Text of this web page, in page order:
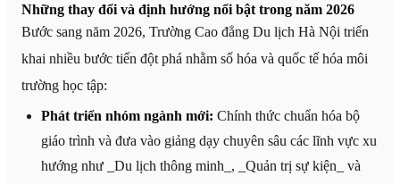
Những thay đổi và định hướng nổi bật trong năm 2026
Bước sang năm 2026, Trường Cao đẳng Du lịch Hà Nội triển
khai nhiều bước tiến đột phá nhằm số hóa và quốc tế hóa môi
trường học tập:
Phát triển nhóm ngành mới: Chính thức chuẩn hóa bộ
giáo trình và đưa vào giảng dạy chuyên sâu các lĩnh vực xu
hướng như _Du lịch thông minh_, _Quản trị sự kiện_ và